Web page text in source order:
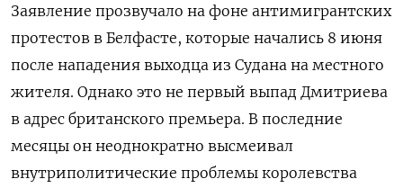
Заявление прозвучало на фоне антимигрантских
протестов в Белфасте, которые начались 8 июня
после нападения выходца из Судана на местного
жителя. Однако это не первый выпад Дмитриева
в адрес британского премьера. В последние
месяцы он неоднократно высмеивал
внутриполитические проблемы королевства